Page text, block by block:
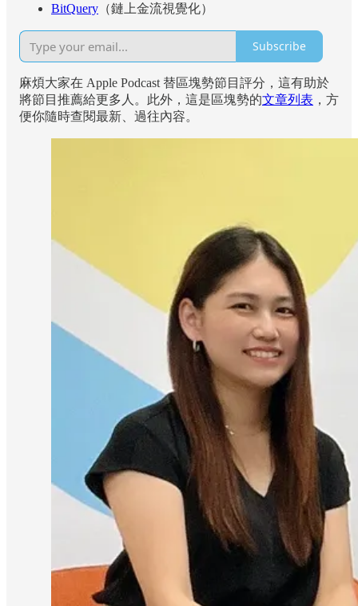
BitQuery （鏈上金流視覺化）
Subscribe
麻煩大家在 Apple Podcast 替區塊勢節目評分，這有助於
將節目推薦給更多人。此外，這是區塊勢的文章列表 ，方
便你隨時查閱最新、過往內容。